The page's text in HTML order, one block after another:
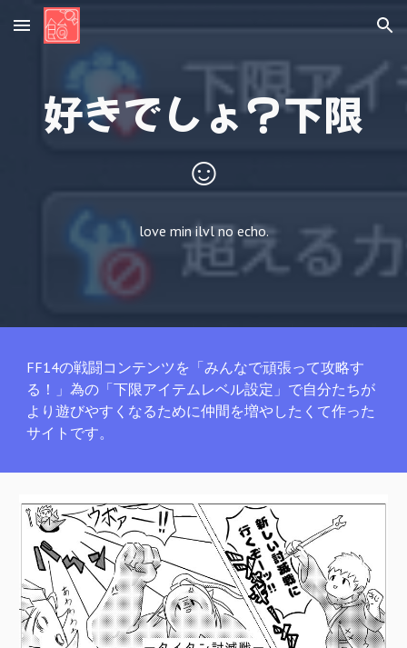
Skip to main content Skip to navigation
好きでしょ？下限
☺
love min ilvl no echo.
FF14の戦闘コンテンツを「みんなで頑張って攻略す
る！」為の「下限アイテムレベル設定」で自分たちが
より遊びやすくなるために仲間を増やしたくて作った
サイトです。